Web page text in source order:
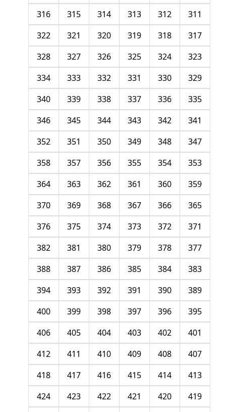
311
312
313
314
315
316
317
318
319
320
321
322
323
324
325
326
327
328
329
330
331
332
333
334
335
336
337
338
339
340
341
342
343
344
345
346
347
348
349
350
351
352
353
354
355
356
357
358
359
360
361
362
363
364
365
366
367
368
369
370
371
372
373
374
375
376
377
378
379
380
381
382
383
384
385
386
387
388
389
390
391
392
393
394
395
396
397
398
399
400
401
402
403
404
405
406
407
408
409
410
411
412
413
414
415
416
417
418
419
420
421
422
423
424